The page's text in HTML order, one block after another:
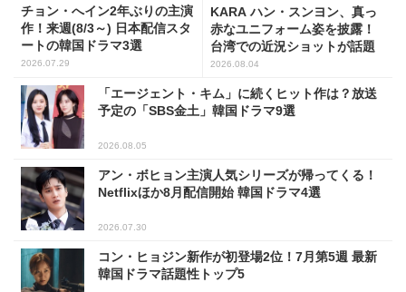
チョン・へイン2年ぶりの主演
作！来週(8/3～) 日本配信スタ
ートの韓国ドラマ3選
2026.07.29
KARA ハン・スンヨン、真っ
赤なユニフォーム姿を披露！
台湾での近況ショットが話題
2026.08.04
「エージェント・キム」に続くヒット作は？放送
予定の「SBS金土」韓国ドラマ9選
2026.08.05
アン・ボヒョン主演人気シリーズが帰ってくる！
Netflixほか8月配信開始 韓国ドラマ4選
2026.07.30
コン・ヒョジン新作が初登場2位！7月第5週 最新
韓国ドラマ話題性トップ5